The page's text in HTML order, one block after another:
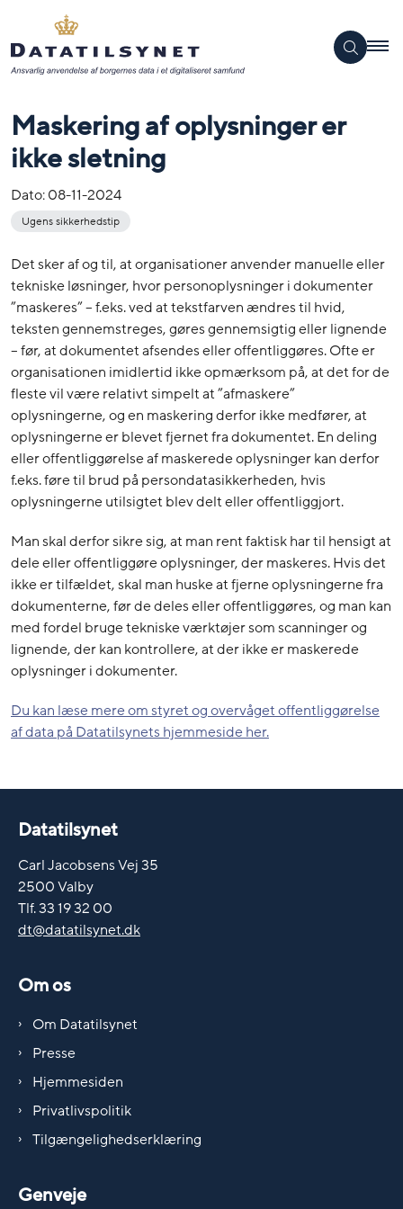
Maskering af oplysninger er
ikke sletning
Dato:08-11-2024
Ugens sikkerhedstip
Det sker af og til, at organisationer anvender manuelle eller
tekniske løsninger, hvor personoplysninger i dokumenter
”maskeres” – f.eks. ved at tekstfarven ændres til hvid,
teksten gennemstreges, gøres gennemsigtig eller lignende
– før, at dokumentet afsendes eller offentliggøres. Ofte er
organisationen imidlertid ikke opmærksom på, at det for de
fleste vil være relativt simpelt at ”afmaskere”
oplysningerne, og en maskering derfor ikke medfører, at
oplysningerne er blevet fjernet fra dokumentet. En deling
eller offentliggørelse af maskerede oplysninger kan derfor
f.eks. føre til brud på persondatasikkerheden, hvis
oplysningerne utilsigtet blev delt eller offentliggjort.
Man skal derfor sikre sig, at man rent faktisk har til hensigt at
dele eller offentliggøre oplysninger, der maskeres. Hvis det
ikke er tilfældet, skal man huske at fjerne oplysningerne fra
dokumenterne, før de deles eller offentliggøres, og man kan
med fordel bruge tekniske værktøjer som scanninger og
lignende, der kan kontrollere, at der ikke er maskerede
oplysninger i dokumenter.
Du kan læse mere om styret og overvåget offentliggørelse
af data på Datatilsynets hjemmeside her.
Datatilsynet
Carl Jacobsens Vej 35
2500 Valby
Tlf. 33 19 32 00
dt@datatilsynet.dk
Om os
Om Datatilsynet
Presse
Hjemmesiden
Privatlivspolitik
Tilgængelighedserklæring
Genveje